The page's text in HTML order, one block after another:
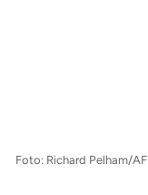
Foto: Richard Pelham/